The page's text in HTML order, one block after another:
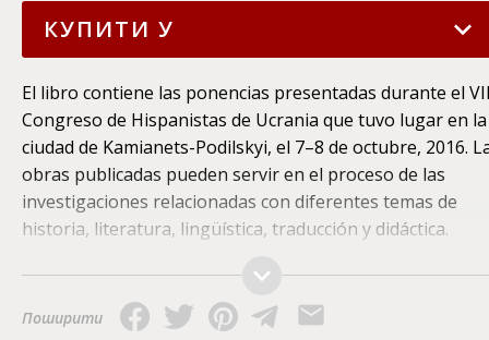
КУПИТИ У
Додатку Astrolabium (для Android) 175 грн
Додатку Astrolabium (для iOS) 175
Google Play Books 175.49
El libro contiene las ponencias presentadas durante el
Congreso de Hispanistas de Ucrania que tuvo lugar en la
ciudad de Kamianets-Podilskyi, el 7–8 de octubre, 2016.
obras publicadas pueden servir en el proceso de las
investigaciones relacionadas con diferentes temas de
historia, literatura, lingüística, traducción y didáctica.
Поширити